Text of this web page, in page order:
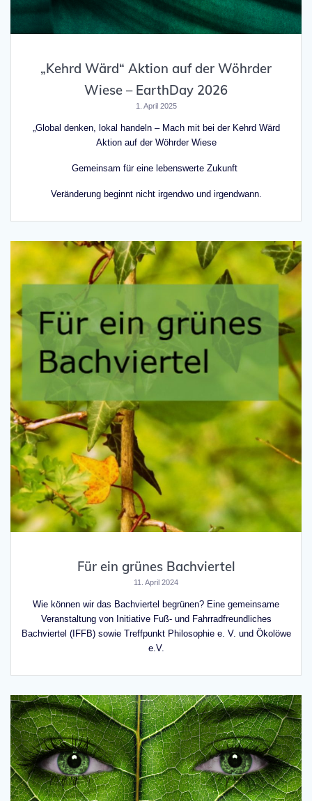
„Kehrd Wärd“ Aktion auf der Wöhrder
Wiese – EarthDay 2026
1. April 2025
„Global denken, lokal handeln – Mach mit bei der Kehrd Wärd
Aktion auf der Wöhrder Wiese
Gemeinsam für eine lebenswerte Zukunft
Veränderung beginnt nicht irgendwo und irgendwann.
Für ein grünes Bachviertel
11. April 2024
Wie können wir das Bachviertel begrünen? Eine gemeinsame
Veranstaltung von Initiative Fuß- und Fahrradfreundliches
Bachviertel (IFFB) sowie Treffpunkt Philosophie e. V. und Ökolöwe
e.V.